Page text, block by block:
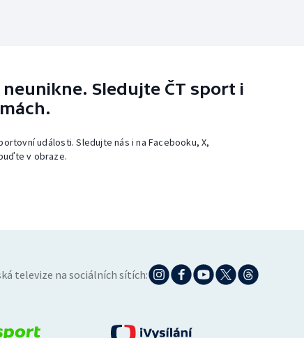
Sledujte ČT sport i
události. Sledujte nás i na Facebooku, X,
v obraze.
televize na sociálních sítích: